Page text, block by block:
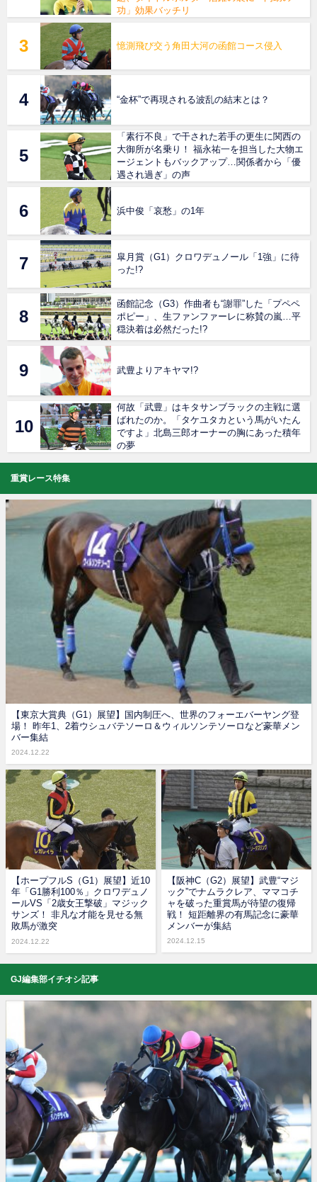
功」効果バッチリ
憶測飛び交う角田大河の函館コース侵入
“金杯”で再現される波乱の結末とは？
「素行不良」で干された若手の更生に関西の
大御所が名乗り！ 福永祐一を担当した大物エ
ージェントもバックアップ…関係者から「優
遇され過ぎ」の声
浜中俊「哀愁」の1年
皐月賞（G1）クロワデュノール「1強」に待
った!?
函館記念（G3）作曲者も“謝罪”した「プペペ
ポピー」、生ファンファーレに称賛の嵐…平
穏決着は必然だった!?
武豊よりアキヤマ!?
何故「武豊」はキタサンブラックの主戦に選
ばれたのか。「タケユタカという馬がいたん
ですよ」北島三郎オーナーの胸にあった積年
の夢
重賞レース特集
【東京大賞典（G1）展望】国内制圧へ、世界のフォーエバーヤング登
場！ 昨年1、2着ウシュバテソーロ＆ウィルソンテソーロなど豪華メン
バー集結
2024.12.22
【ホープフルS（G1）展望】近10
年「G1勝利100％」クロワデュノ
ールVS「2歳女王撃破」マジック
サンズ！ 非凡な才能を見せる無
敗馬が激突
2024.12.22
【阪神C（G2）展望】武豊“マジ
ック”でナムラクレア、ママコチ
ャを破った重賞馬が待望の復帰
戦！ 短距離界の有馬記念に豪華
メンバーが集結
2024.12.15
GJ編集部イチオシ記事